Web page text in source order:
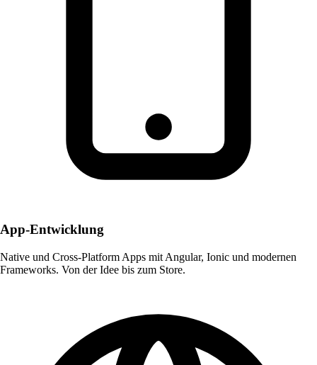
App-Entwicklung
Native und Cross-Platform Apps mit Angular, Ionic und modernen
Frameworks. Von der Idee bis zum Store.